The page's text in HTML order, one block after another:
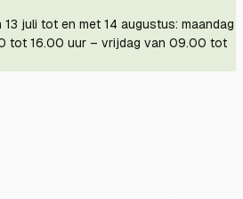
juli tot en met 14 augustus: maandag
tot 16.00 uur – vrijdag van 09.00 tot